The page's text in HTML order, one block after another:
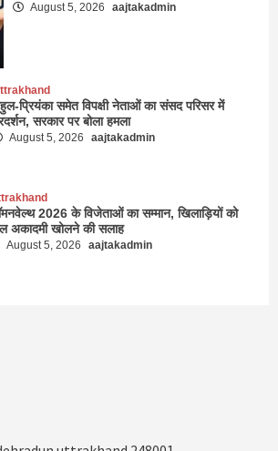
August 5, 2026 aajtakadmin
प्रियंका समेत विपक्षी नेताओं का संसद परिसर में
सरकार पर बोला हमला
August 5, 2026 aajtakadmin
2026 के विजेताओं का सम्मान, खिलाड़ियों को
अकादमी खोलने की सलाह
August 5, 2026 aajtakadmin